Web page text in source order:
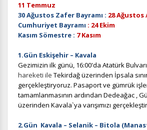
11 Temmuz
30 Ağustos Zafer Bayramı : 28 Ağustos
Cumhuriyet Bayramı : 24 Ekim
Kasım Sömestre : 7 Kasım
1.Gün Eskişehir – Kavala
Gezimizin ilk günü, 16:00'da Atatürk
hareketi ile Tekirdağ üzerinden İpsala sınır
gerçekleştiryoruz. Pasaport ve gümrük
tamamlanmasının ardından Dedeağac ,
üzerinden Kavala`ya varışımızı
2.Gün Kavala – Selanik – Bitola